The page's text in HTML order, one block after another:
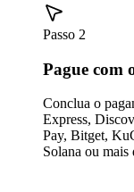
Passo 2
Pague com
Conclua o
Express,
Pay, Bitget,
Solana ou mais